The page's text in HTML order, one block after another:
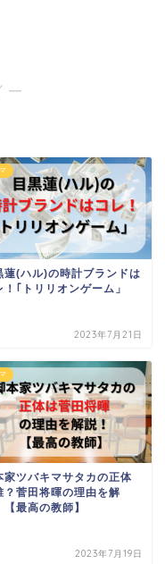
―
蓮(ハル)の時計ブランドは
！｢トリリオンゲーム」
2023年7月21日
家ツバキマサタカの正体
？菅田将暉の理由を解
【最高の教師】
2023年7月19日